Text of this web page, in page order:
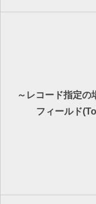
～レコード指定の
フィールド